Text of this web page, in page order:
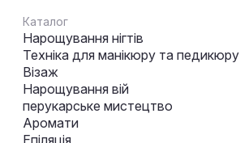
Каталог
Нарощування нігтів
Техніка для манікюру та педикюру
Візаж
Нарощування вій
перукарське мистецтво
Аромати
Епіляція